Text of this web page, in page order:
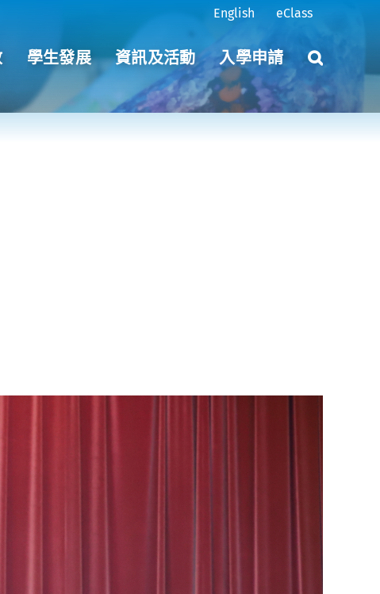
English eClass
學生發展 資訊及活動 入學申請